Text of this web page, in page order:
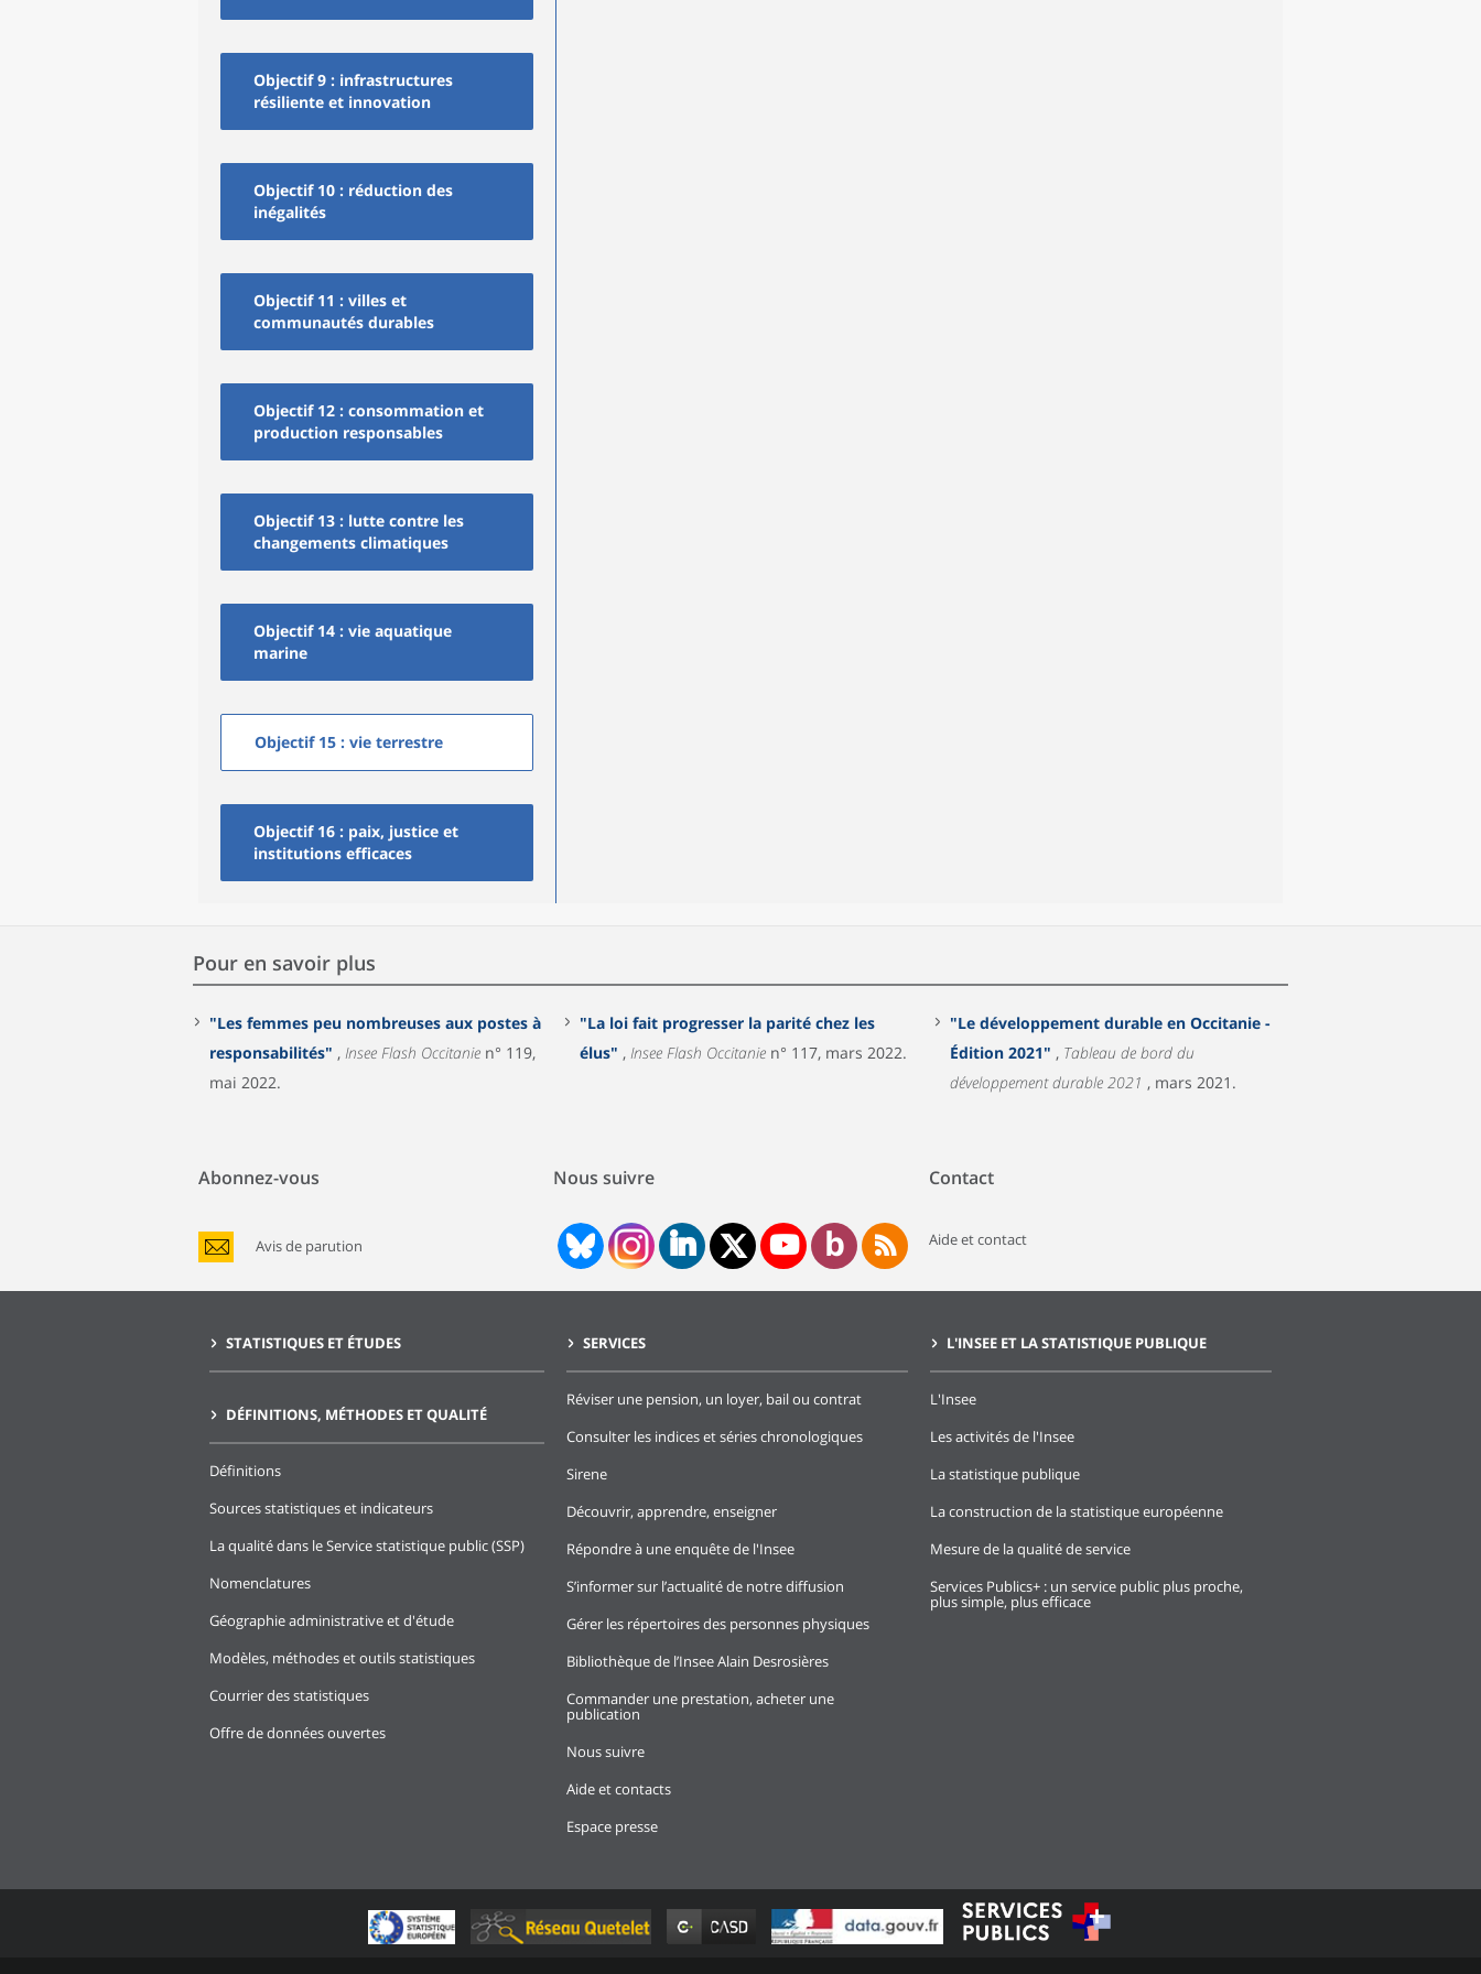
Objectif 9 : infrastructures
résiliente et innovation
Objectif 10 : réduction des
inégalités
Objectif 11 : villes et
communautés durables
Objectif 12 : consommation et
production responsables
Objectif 13 : lutte contre les
changements climatiques
Objectif 14 : vie aquatique
marine
Objectif 15 : vie terrestre
Objectif 16 : paix, justice et
institutions efficaces
Pour en savoir plus
"Les femmes peu nombreuses aux postes à
responsabilités" , Insee Flash Occitanie n° 119,
mai 2022.
"La loi fait progresser la parité chez les
élus" , Insee Flash Occitanie n° 117, mars 2022.
"Le développement durable en Occitanie -
Édition 2021" , Tableau de bord du
développement durable 2021 , mars 2021.
Abonnez-vous
Avis de parution
Nous suivre Contact
Aide et contact
STATISTIQUES ET ÉTUDES
DÉFINITIONS, MÉTHODES ET QUALITÉ
Définitions
Sources statistiques et indicateurs
La qualité dans le Service statistique public (SSP)
Nomenclatures
Géographie administrative et d'étude
Modèles, méthodes et outils statistiques
Courrier des statistiques
Offre de données ouvertes
SERVICES
Réviser une pension, un loyer, bail ou contrat
Consulter les indices et séries chronologiques
Sirene
Découvrir, apprendre, enseigner
Répondre à une enquête de l'Insee
S’informer sur l’actualité de notre diffusion
Gérer les répertoires des personnes physiques
Bibliothèque de l’Insee Alain Desrosières
Commander une prestation, acheter une
publication
Nous suivre
Aide et contacts
Espace presse
L'INSEE ET LA STATISTIQUE PUBLIQUE
L'Insee
Les activités de l'Insee
La statistique publique
La construction de la statistique européenne
Mesure de la qualité de service
Services Publics+ : un service public plus proche,
plus simple, plus efficace